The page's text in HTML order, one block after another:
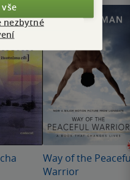
Way of the
Warrior
nezbytné